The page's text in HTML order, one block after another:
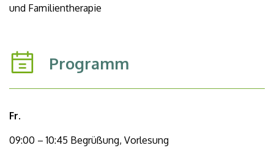
und Familientherapie
Programm
Fr.
09:00 – 10:45 Begrüßung, Vorlesung